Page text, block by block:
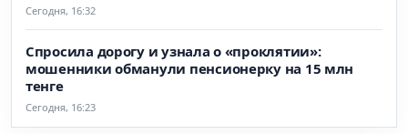
Сегодня, 16:32
Спросила дорогу и узнала о «проклятии»:
мошенники обманули пенсионерку на 15 млн
тенге
Сегодня, 16:23